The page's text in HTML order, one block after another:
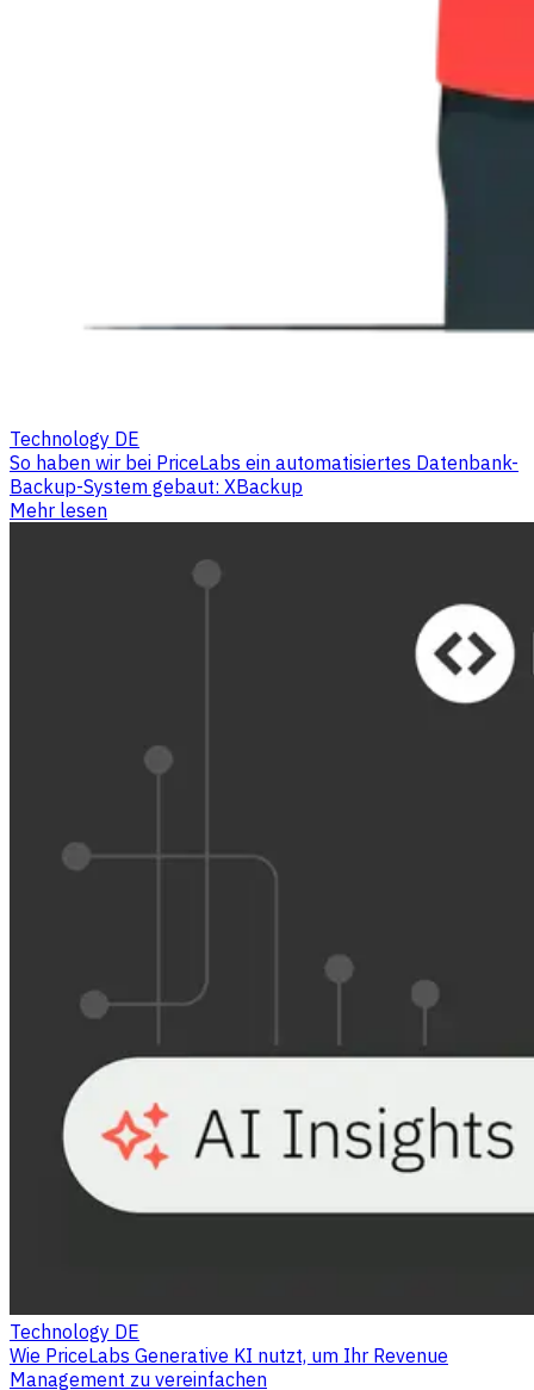
Technology DE
So haben wir bei PriceLabs ein automatisiertes Datenbank-
Backup-System gebaut: XBackup
Mehr lesen
Technology DE
Wie PriceLabs Generative KI nutzt, um Ihr Revenue
Management zu vereinfachen